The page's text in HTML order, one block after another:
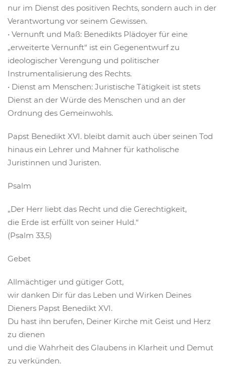
nur im Dienst des positiven Rechts, sondern auch in der
Verantwortung vor seinem Gewissen.
• Vernunft und Maß: Benedikts Plädoyer für eine
„erweiterte Vernunft“ ist ein Gegenentwurf zu
ideologischer Verengung und politischer
Instrumentalisierung des Rechts.
• Dienst am Menschen: Juristische Tätigkeit ist stets
Dienst an der Würde des Menschen und an der
Ordnung des Gemeinwohls.
Papst Benedikt XVI. bleibt damit auch über seinen Tod
hinaus ein Lehrer und Mahner für katholische
Juristinnen und Juristen.
Psalm
„Der Herr liebt das Recht und die Gerechtigkeit,
die Erde ist erfüllt von seiner Huld.“
(Psalm 33,5)
Gebet
Allmächtiger und gütiger Gott,
wir danken Dir für das Leben und Wirken Deines
Dieners Papst Benedikt XVI.
Du hast ihn berufen, Deiner Kirche mit Geist und Herz
zu dienen
und die Wahrheit des Glaubens in Klarheit und Demut
zu verkünden.